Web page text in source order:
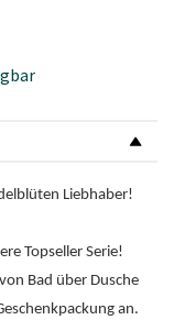
Liebhaber!
Topseller Serie!
Bad über Dusche
an.